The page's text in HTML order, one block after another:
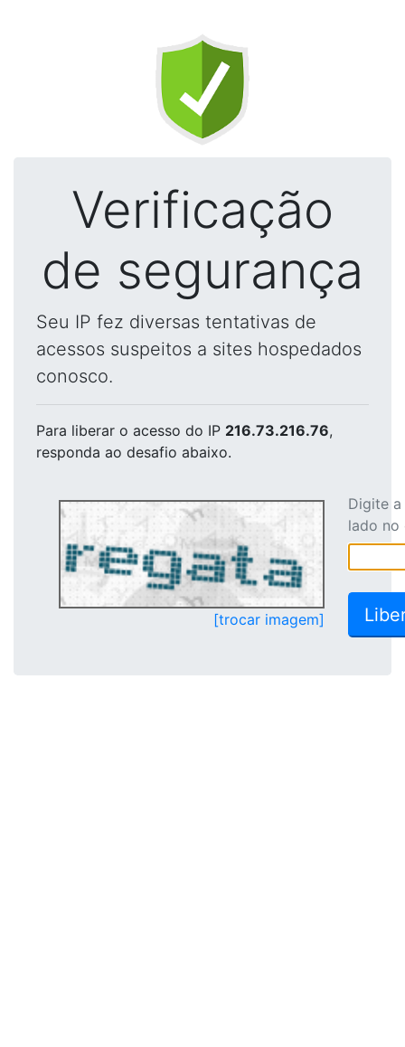
Verificação
de segurança
Seu IP fez diversas tentativas de
acessos suspeitos a sites hospedados
conosco.
Para liberar o acesso do IP 216.73.216.76,
responda ao desafio abaixo.
[trocar imagem]
Digite
lado no